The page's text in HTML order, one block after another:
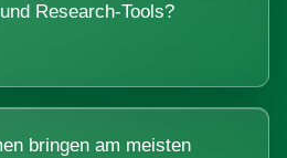
Research-Tools?
bringen am meisten